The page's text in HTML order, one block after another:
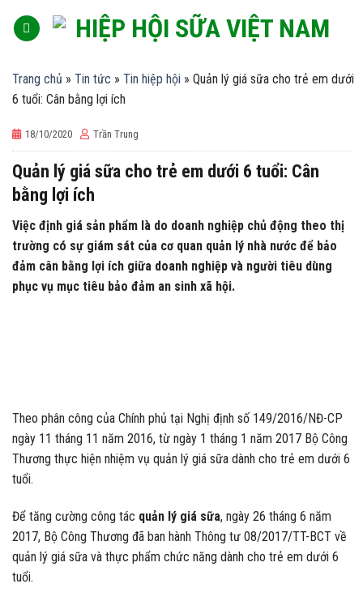
Trang chủ » Tin tức » Tin hiệp hội » Quản lý giá sữa cho trẻ em dưới
6 tuổi: Cân bằng lợi ích
18/10/2020 Trần Trung
Quản lý giá sữa cho trẻ em dưới 6 tuổi: Cân
bằng lợi ích
Việc định giá sản phẩm là do doanh nghiệp chủ động theo thị
trường có sự giám sát của cơ quan quản lý nhà nước để bảo
đảm cân bằng lợi ích giữa doanh nghiệp và người tiêu dùng
phục vụ mục tiêu bảo đảm an sinh xã hội.
Theo phân công của Chính phủ tại Nghị định số 149/2016/NĐ-CP
ngày 11 tháng 11 năm 2016, từ ngày 1 tháng 1 năm 2017 Bộ Công
Thương thực hiện nhiệm vụ quản lý giá sữa dành cho trẻ em dưới 6
tuổi.
Để tăng cường công tác quản lý giá sữa, ngày 26 tháng 6 năm
2017, Bộ Công Thương đã ban hành Thông tư 08/2017/TT-BCT về
quản lý giá sữa và thực phẩm chức năng dành cho trẻ em dưới 6
tuổi.